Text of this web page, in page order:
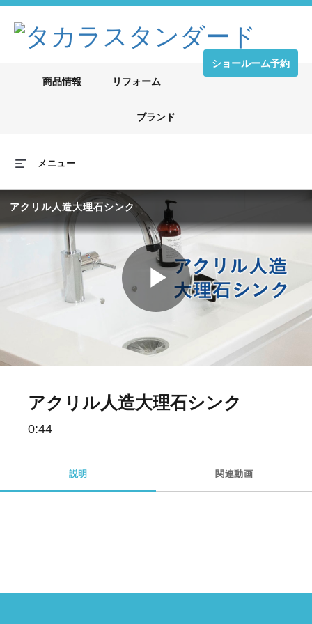
ショールーム予約
商品情報
リフォーム
ブランド
メニュー
アクリル人造大理石シンク
Play
アクリル人造大理石シンク
0:44
説明 関連動画